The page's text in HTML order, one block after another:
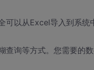
以从Excel导入到系统
询等方式。您需要的